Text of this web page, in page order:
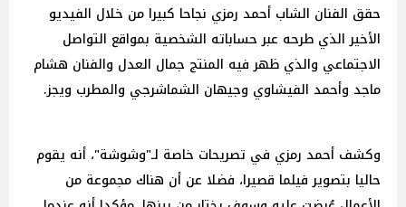
حقق الفنان الشاب أحمد رمزي نجاحا كبيرا من خلال الفيديو
الأخير الذي طرحه عبر حساباته الشخصية بمواقع التواصل
الاجتماعي والذي ظهر فيه المنتج جمال العدل والفنان هشام
ماجد وأحمد الفيشاوي وجيهان الشماشرجي والمطرب ويجز.
وكشف أحمد رمزي في تصريحات خاصة لـ"وشوشة"، أنه يقوم
حاليا بتصوير فيلما قصيرا، فضلا عن أن هناك مجموعة من